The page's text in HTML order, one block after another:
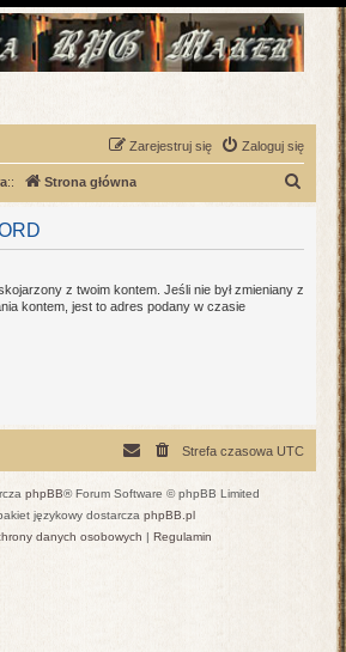
Zaloguj się
Zarejestruj się
:: Strona główna
z twoim kontem. Jeśli nie był zmieniany z
kontem, jest to adres podany w czasie
Strefa czasowa UTC
phpBB® Forum Software © phpBB Limited
językowy dostarcza phpBB.pl
danych osobowych | Regulamin